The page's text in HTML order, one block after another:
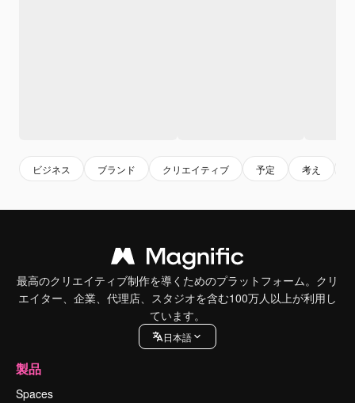
ビジネス ブランド クリエイティブ 予定 考え
最高のクリエイティブ制作を導くためのプラットフォーム。クリ
エイター、企業、代理店、スタジオを含む100万人以上が利用し
ています。
日本語
製品
Spaces